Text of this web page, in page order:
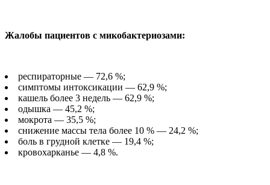
Жалобы пациентов с микобактериозами:
респираторные — 72,6 %;
симптомы интоксикации — 62,9 %;
кашель более 3 недель — 62,9 %;
одышка — 45,2 %;
мокрота — 35,5 %;
снижение массы тела более 10 % — 24,2 %;
боль в грудной клетке — 19,4 %;
кровохарканье — 4,8 %.